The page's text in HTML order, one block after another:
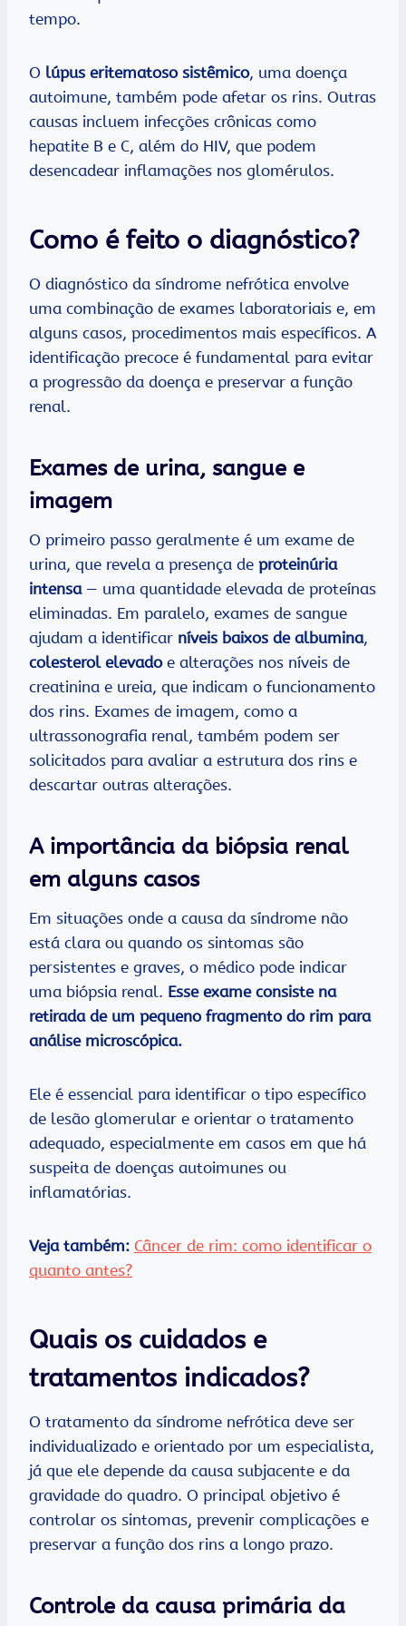
tempo.
O lúpus eritematoso sistêmico, uma doença
autoimune, também pode afetar os rins. Outras
causas incluem infecções crônicas como
hepatite B e C, além do HIV, que podem
desencadear inflamações nos glomérulos.
Como é feito o diagnóstico?
O diagnóstico da síndrome nefrótica envolve
uma combinação de exames laboratoriais e, em
alguns casos, procedimentos mais específicos. A
identificação precoce é fundamental para evitar
a progressão da doença e preservar a função
renal.
Exames de urina, sangue e
imagem
O primeiro passo geralmente é um exame de
urina, que revela a presença de proteinúria
intensa— uma quantidade elevada de proteínas
eliminadas. Em paralelo, exames de sangue
ajudam a identificar níveis baixos de albumina,
colesterol elevadoe alterações nos níveis de
creatinina e ureia, que indicam o funcionamento
dos rins. Exames de imagem, como a
ultrassonografia renal, também podem ser
solicitados para avaliar a estrutura dos rins e
descartar outras alterações.
A importância da biópsia renal
em alguns casos
Em situações onde a causa da síndrome não
está clara ou quando os sintomas são
persistentes e graves, o médico pode indicar
uma biópsia renal. Esse exame consiste na
retirada de um pequeno fragmento do rim para
análise microscópica.
Ele é essencial para identificar o tipo específico
de lesão glomerular e orientar o tratamento
adequado, especialmente em casos em que há
suspeita de doenças autoimunes ou
inflamatórias.
Veja também: Câncer de rim: como identificar o
quanto antes?
Quais os cuidados e
tratamentos indicados?
O tratamento da síndrome nefrótica deve ser
individualizado e orientado por um especialista,
já que ele depende da causa subjacente e da
gravidade do quadro. O principal objetivo é
controlar os sintomas, prevenir complicações e
preservar a função dos rins a longo prazo.
Controle da causa primária da